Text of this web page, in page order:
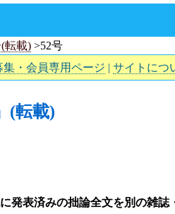
転載) >52号
集・会員専用ページ | サイトにつ
(転載)
発表済みの拙論全文を別の雑